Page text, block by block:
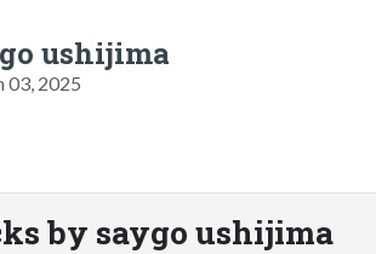
ushijima
03, 2025
by saygo ushijima